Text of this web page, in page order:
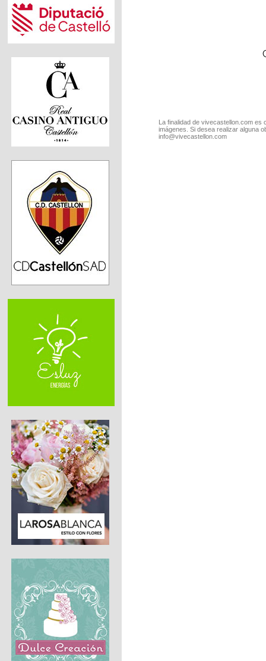
La finalidad de vivecastellon.com
imágenes. Si desea realizar alguna
info@vivecastellon.com